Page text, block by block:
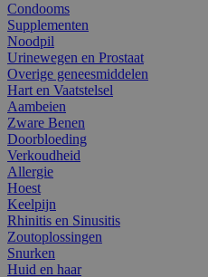
Condooms
Supplementen
Noodpil
Urinewegen en Prostaat
Overige geneesmiddelen
Hart en Vaatstelsel
Aambeien
Zware Benen
Doorbloeding
Verkoudheid
Allergie
Hoest
Keelpijn
Rhinitis en Sinusitis
Zoutoplossingen
Snurken
Huid en haar